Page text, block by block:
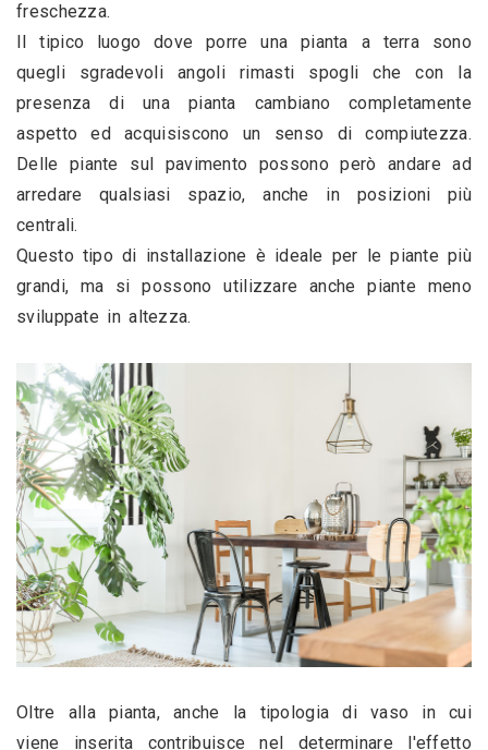
freschezza.
Il tipico luogo dove porre una pianta a terra sono
quegli sgradevoli angoli rimasti spogli che con la
presenza di una pianta cambiano completamente
aspetto ed acquisiscono un senso di compiutezza.
Delle piante sul pavimento possono però andare ad
arredare qualsiasi spazio, anche in posizioni più
centrali.
Questo tipo di installazione è ideale per le piante più
grandi, ma si possono utilizzare anche piante meno
sviluppate in altezza.
Oltre alla pianta, anche la tipologia di vaso in cui
viene inserita contribuisce nel determinare l'effetto